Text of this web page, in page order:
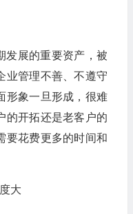
发展的重要资产，被
业管理不善、不遵守
形象一旦形成，很难
的开拓还是老客户的
要花费更多的时间和
大